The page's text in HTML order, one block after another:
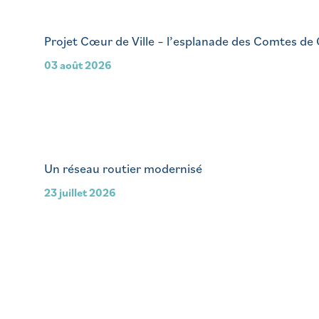
Projet Cœur de Ville – l’esplanade des Comtes de
03 août 2026
Un réseau routier modernisé
23 juillet 2026